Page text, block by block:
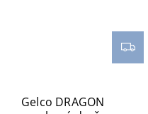
Gelco DRAGON